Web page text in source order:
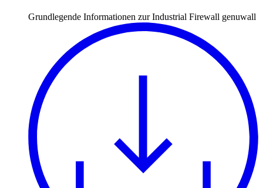
Grundlegende Informationen zur Industrial Firewall genuwall